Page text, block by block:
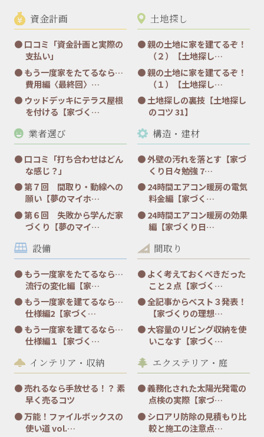
資金計画
口コミ「資金計画と実際の
支払い」
もう一度家をたてるなら…
費用編〈最終回〉…
ウッドデッキにテラス屋根
を付ける【家づく…
土地探し
親の土地に家を建てるぞ！
（２）【土地探し…
親の土地に家を建てるぞ！
（１）【土地探し…
土地探しの裏技【土地探し
のコツ 31】
業者選び
口コミ「打ち合わせはどん
な感じ？」
第７回 間取り・動線への
願い【夢のマイホ…
第６回 失敗から学んだ家
づくり【夢のマイ…
構造・建材
外壁の汚れを落とす【家づ
くり日々勉強 7…
24時間エアコン暖房の電気
料金編【家づく…
24時間エアコン暖房の効果
編【家づくり日…
設備
もう一度家をたてるなら…
流行の変化編【家…
もう一度家を建てるなら…
仕様編2【家づく…
もう一度家を建てるなら…
仕様編１【家づく…
間取り
よく考えておくべきだった
こと２点【家づく…
全記事からベスト３発表！
【家づくりの理想…
大容量のリビング収納を使
いこなす【家づく…
インテリア・収納
売れるなら手放せる！？ 素
早く売るコツ
万能！ファイルボックスの
使い道 vol.…
エクステリア・庭
義務化された太陽光発電の
点検の実際【家づ…
シロアリ防除の見積もり比
較と施工の注意点…